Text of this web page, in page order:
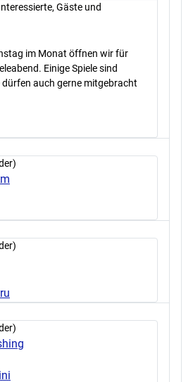
Gäste und
im Monat öffnen wir für
Einige Spiele sind
dürfen auch gerne mitgebracht